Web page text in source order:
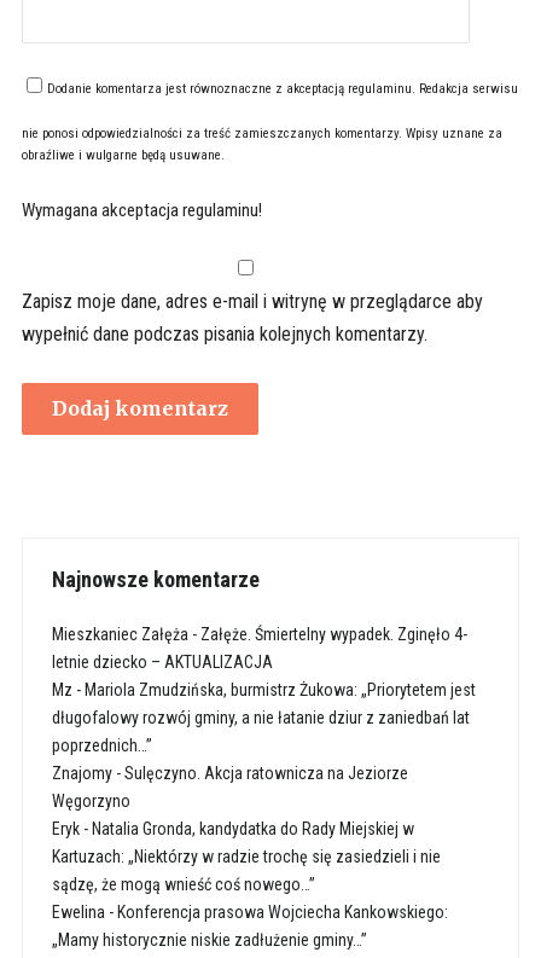
Dodanie komentarza jest równoznaczne z akceptacją regulaminu. Redakcja serwisu
nie ponosi odpowiedzialności za treść zamieszczanych komentarzy. Wpisy uznane za
obraźliwe i wulgarne będą usuwane.
Wymagana akceptacja regulaminu!
Zapisz moje dane, adres e-mail i witrynę w przeglądarce aby
wypełnić dane podczas pisania kolejnych komentarzy.
Najnowsze komentarze
Mieszkaniec Załęża - Załęże. Śmiertelny wypadek. Zginęło 4-
letnie dziecko – AKTUALIZACJA
Mz - Mariola Zmudzińska, burmistrz Żukowa: „Priorytetem jest
długofalowy rozwój gminy, a nie łatanie dziur z zaniedbań lat
poprzednich…”
Znajomy-Sulęczyno. Akcja ratownicza na Jeziorze
Węgorzyno
Eryk- Natalia Gronda, kandydatka do Rady Miejskiej w
Kartuzach: „Niektórzy w radzie trochę się zasiedzieli i nie
sądzę, że mogą wnieść coś nowego…”
Ewelina - Konferencja prasowa Wojciecha Kankowskiego:
„Mamy historycznie niskie zadłużenie gminy…”